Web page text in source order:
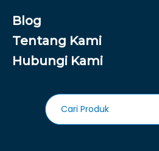
Blog
Tentang Kami
Hubungi Kami